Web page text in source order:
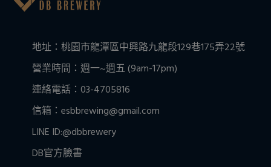
地址：桃園市龍潭區中興路九龍段129巷175弄22號
營業時間：週一~週五 (9am-17pm)
連絡電話：03-4705816
信箱：esbbrewing@gmail.com
LINE ID:@dbbrewery
DB官方臉書